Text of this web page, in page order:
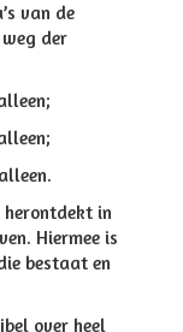
van de
der
herontdekt in
Hiermee is
bestaat en
over heel